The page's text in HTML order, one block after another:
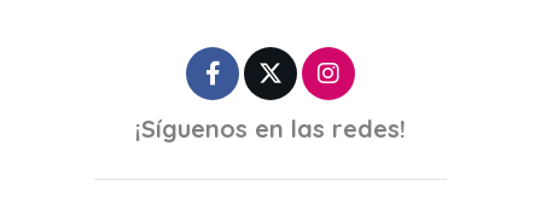
¡Síguenos en las redes!